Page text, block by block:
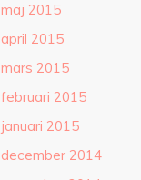
maj 2015
april 2015
mars 2015
februari 2015
januari 2015
december 2014